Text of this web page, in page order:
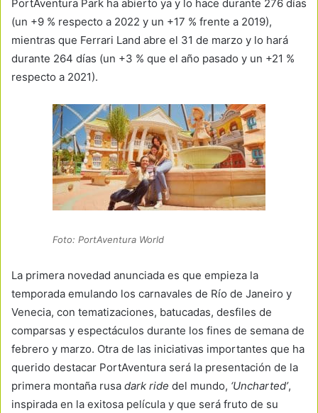
PortAventura Park ha abierto ya y lo hace durante 276 días
(un +9 % respecto a 2022 y un +17 % frente a 2019),
mientras que Ferrari Land abre el 31 de marzo y lo hará
durante 264 días (un +3 % que el año pasado y un +21 %
respecto a 2021).
Foto: PortAventura World
La primera novedad anunciada es que empieza la
temporada emulando los carnavales de Río de Janeiro y
Venecia, con tematizaciones, batucadas, desfiles de
comparsas y espectáculos durante los fines de semana de
febrero y marzo. Otra de las iniciativas importantes que ha
querido destacar PortAventura será la presentación de la
primera montaña rusa dark ride del mundo, ‘Uncharted’,
inspirada en la exitosa película y que será fruto de su